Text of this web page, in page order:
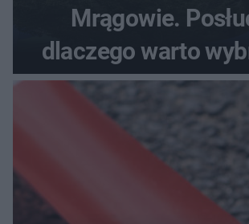
Mrągowie.
dlaczego warto
kierunek na